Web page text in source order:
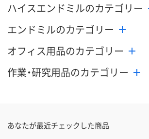
カゴへ カ
ハイスエンドミルのカテゴリー
エンドミルのカテゴリー
オフィス用品のカテゴリー
作業・研究用品のカテゴリー
あなたが最近チェックした商品